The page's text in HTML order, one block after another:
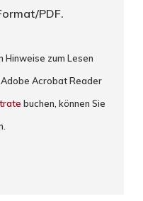
PDF.
zum Lesen
Acrobat Reader
buchen, können Sie